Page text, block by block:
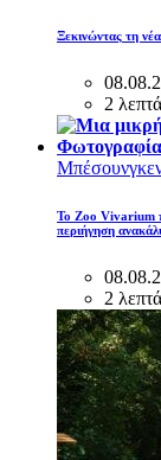
Ξεκινώντας τη
2 λεπτά
Το Zoo Vivarium
περιήγηση
2 λεπτά